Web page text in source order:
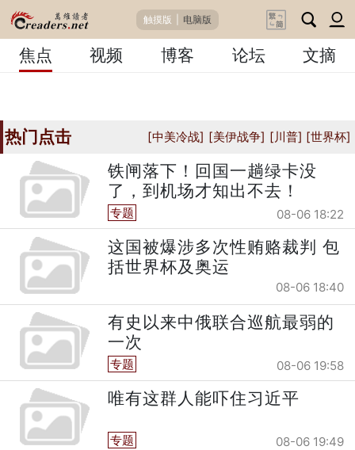
触摸版 电脑版
焦点 视频 博客 论坛 文摘
[中美冷战] [美伊战争] [川普] [世界杯]
热门点击
铁闸落下！回国一趟绿卡没
了，到机场才知出不去！
专题 08-06 18:22
这国被爆涉多次性贿赂裁判 包
括世界杯及奥运
08-06 18:40
有史以来中俄联合巡航最弱的
一次
专题 08-06 19:58
唯有这群人能吓住习近平
专题 08-06 19:49